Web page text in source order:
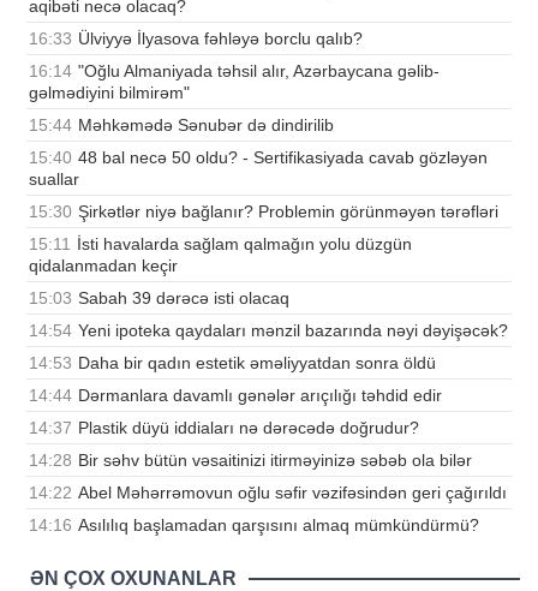
aqibəti necə olacaq?
16:33 Ülviyyə İlyasova fəhləyə borclu qalıb?
16:14 "Oğlu Almaniyada təhsil alır, Azərbaycana gəlib-
gəlmədiyini bilmirəm"
15:44 Məhkəmədə Sənubər də dindirilib
15:40 48 bal necə 50 oldu? - Sertifikasiyada cavab gözləyən
suallar
15:30 Şirkətlər niyə bağlanır? Problemin görünməyən tərəfləri
15:11 İsti havalarda sağlam qalmağın yolu düzgün
qidalanmadan keçir
15:03 Sabah 39 dərəcə isti olacaq
14:54 Yeni ipoteka qaydaları mənzil bazarında nəyi dəyişəcək?
14:53 Daha bir qadın estetik əməliyyatdan sonra öldü
14:44 Dərmanlara davamlı gənələr arıçılığı təhdid edir
14:37 Plastik düyü iddiaları nə dərəcədə doğrudur?
14:28 Bir səhv bütün vəsaitinizi itirməyinizə səbəb ola bilər
14:22 Abel Məhərrəmovun oğlu səfir vəzifəsindən geri çağırıldı
14:16 Asılılıq başlamadan qarşısını almaq mümkündürmü?
ƏN ÇOX OXUNANLAR